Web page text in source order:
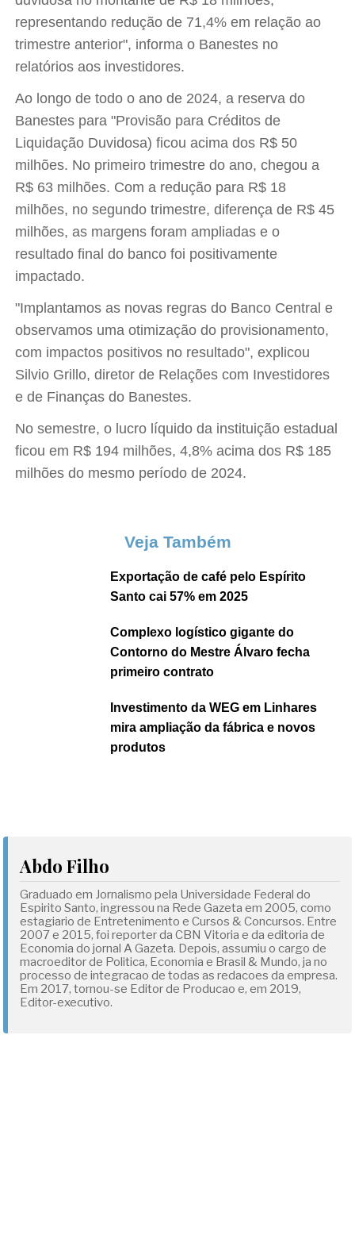
representando redução de 71,4% em relação ao
trimestre anterior", informa o Banestes no
relatórios aos investidores.
Ao longo de todo o ano de 2024, a reserva do
Banestes para "Provisão para Créditos de
Liquidação Duvidosa) ficou acima dos R$ 50
milhões. No primeiro trimestre do ano, chegou a
R$ 63 milhões. Com a redução para R$ 18
milhões, no segundo trimestre, diferença de R$ 45
milhões, as margens foram ampliadas e o
resultado final do banco foi positivamente
impactado.
"Implantamos as novas regras do Banco Central e
observamos uma otimização do provisionamento,
com impactos positivos no resultado", explicou
Silvio Grillo, diretor de Relações com Investidores
e de Finanças do Banestes.
No semestre, o lucro líquido da instituição estadual
ficou em R$ 194 milhões, 4,8% acima dos R$ 185
milhões do mesmo período de 2024.
Veja Também
Exportação de café pelo Espírito
Santo cai 57% em 2025
Complexo logístico gigante do
Contorno do Mestre Álvaro fecha
primeiro contrato
Investimento da WEG em Linhares
mira ampliação da fábrica e novos
produtos
Abdo Filho
Graduado em Jornalismo pela Universidade Federal do
Espirito Santo, ingressou na Rede Gazeta em 2005, como
estagiario de Entretenimento e Cursos & Concursos. Entre
2007 e 2015, foi reporter da CBN Vitoria e da editoria de
Economia do jornal A Gazeta. Depois, assumiu o cargo de
macroeditor de Politica, Economia e Brasil & Mundo, ja no
processo de integracao de todas as redacoes da empresa.
Em 2017, tornou-se Editor de Producao e, em 2019,
Editor-executivo.